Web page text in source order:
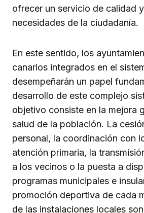
ofrecer un servicio de calidad
necesidades de la ciudadanía.
En este sentido, los
canarios integrados en el
desempeñarán un papel
desarrollo de este complejo
objetivo consiste en la mejora
salud de la población. La
personal, la coordinación con
atención primaria, la
a los vecinos o la puesta a
programas municipales e
promoción deportiva de cada
de las instalaciones locales